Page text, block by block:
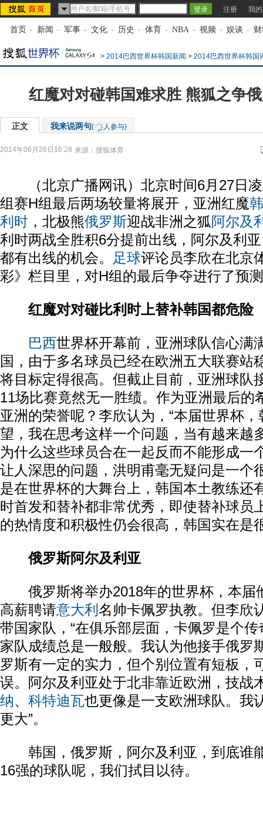
注册 我
首页 - 新闻 - 军事 - 文化 - 历史 - 体育 - NBA - 视频 - 娱谈 -
> 2014巴西世界杯韩国新闻 > 2014巴西世界杯韩国
红魔对对碰韩国难求胜 熊狐之争
正文 我来说两句( 人参与)
2014年06月26日16:28 来源： 搜狐体育
（北京广播网讯）北京时间6月27日凌
组赛H组最后两场较量将展开，亚洲红魔
利时 ，北极熊俄罗斯迎战非洲之狐阿尔及
利时两战全胜积6分提前出线，阿尔及利
都有出线的机会。
足球评论员李欣在北京
彩》栏目里，对H组的最后争夺进行了预
红魔对对碰比利时上替补韩国都危险
巴西世界杯开幕前，亚洲球队信心满
国，由于多名球员已经在欧洲五大联赛站
将目标定得很高。但截止目前，亚洲球队
11场比赛竟然无一胜绩。作为亚洲最后的
亚洲的荣誉呢？李欣认为，“本届世界杯
望，我在思考这样一个问题，当有越来越
为什么这些球员合在一起反而不能形成一
让人深思的问题，洪明甫毫无疑问是一个
是在世界杯的大舞台上，韩国本土教练还
时首发和替补都非常优秀，即使替补球员
的热情度和积极性仍会很高，韩国实在是
俄罗斯阿尔及利亚
俄罗斯将举办2018年的世界杯，本届
高薪聘请意大利 名帅卡佩罗执教。但李欣
带国家队，“在俱乐部层面，卡佩罗是个
家队成绩总是一般般。我认为他接手俄罗
罗斯有一定的实力，但个别位置有短板，
误。阿尔及利亚处于北非靠近欧洲，技战
纳、 科特迪瓦也更像是一支欧洲球队。我
更大”。
韩国，俄罗斯，阿尔及利亚，到底谁
16强的球队呢，我们拭目以待。